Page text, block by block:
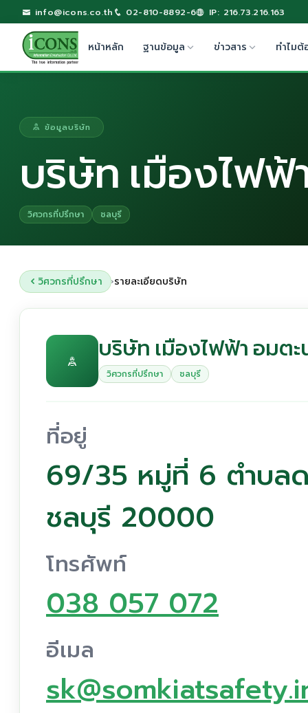
info@icons.co.th 02-810-8892-6 IP: 216.73.216.163
หน้าหลัก ฐานข้อมูล ข่าวสาร ทำไมต้
ข้อมูลบริษัท
บริษัท เมืองไฟฟ้
วิศวกรที่ปรึกษา ชลบุรี
วิศวกรที่ปรึกษา ›รายละเอียดบริษัท
บริษัท เมืองไฟฟ้า อมต
วิศวกรที่ปรึกษา ชลบุรี
ที่อยู่
69/35 หมู่ที่ 6 ตำบล
ชลบุรี 20000
โทรศัพท์
038 057 072
อีเมล